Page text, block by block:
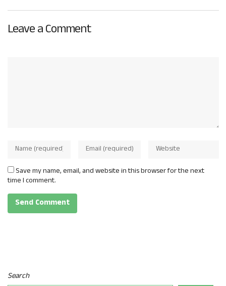
Leave a Comment
Save my name, email, and website in this browser for the next
time I comment.
Search